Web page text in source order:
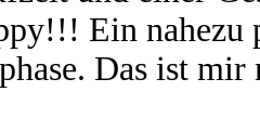
Ein nahezu
Das ist